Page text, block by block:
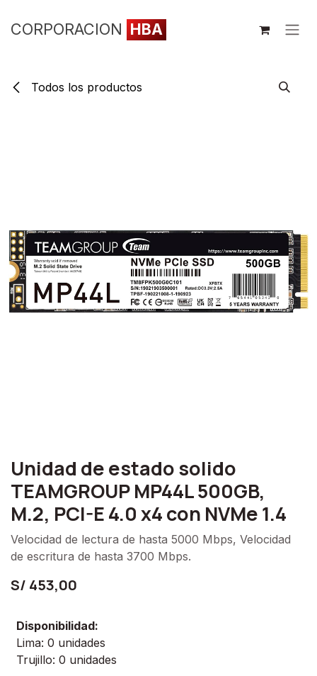
CORPORACION HBA
Todos los productos
Unidad de estado solido
TEAMGROUP MP44L 500GB,
M.2, PCI-E 4.0 x4 con NVMe 1.4
Velocidad de lectura de hasta 5000 Mbps, Velocidad
de escritura de hasta 3700 Mbps.
S/ 453,00
Disponibilidad:
Lima: 0 unidades
Trujillo: 0 unidades